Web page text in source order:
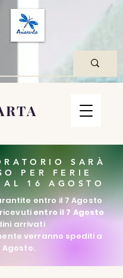
SARÀ
PER FERIE
16 AGOSTO
entro il 7 Agosto
entro il 7 Agosto
arrivati
verranno spediti a
Agosto.